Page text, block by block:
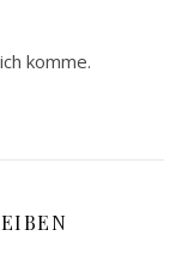
komme.